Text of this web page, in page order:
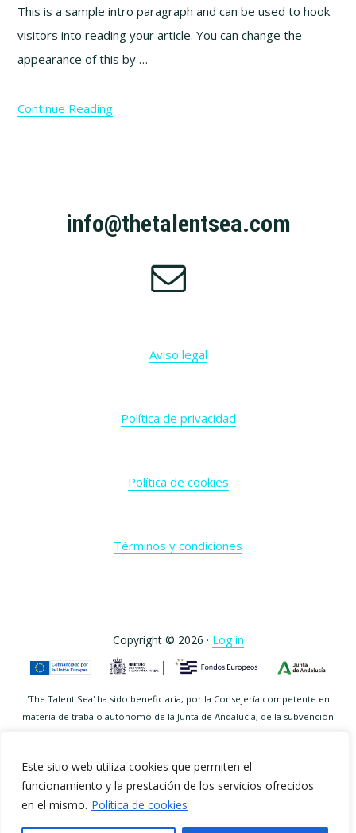
Este sitio web utiliza cookies que permiten el
funcionamiento y la prestación de los servicios ofrecidos
en el mismo. Política de cookies
This is a sample intro paragraph and can be used to hook
visitors into reading your article. You can change the
appearance of this by …
Continue Reading
Footerinfo@thetalentsea.com
Aviso legal
Política de privacidad
Política de cookies
Términos y condiciones
Copyright © 2026 · Log in
'The Talent Sea' ha sido beneficiaria, por la Consejería competente en
materia de trabajo autónomo de la Junta de Andalucía, de la subvención
de 2023, no incurriendo en ninguno de los supuestos de exclusión, y
estando legitimada para ser beneficiaria según lo establecido en la citada
Orden y demás normas de general y pertinente aplicación 'Trabajo